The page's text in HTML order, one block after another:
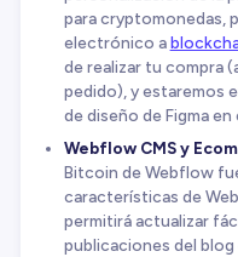
para cryptomonedas,
electrónico a
de realizar tu compra
pedido), y estaremos
de diseño de Figma
Webflow CMS y
Bitcoin de Webflow
características de
permitirá actualizar
publicaciones del